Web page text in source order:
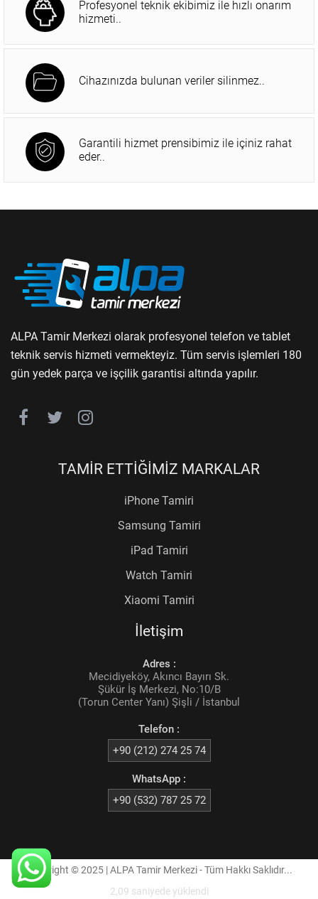
Profesyonel teknik ekibimiz ile hızlı onarım
hizmeti..
Cihazınızda bulunan veriler silinmez..
Garantili hizmet prensibimiz ile içiniz rahat
eder..
ALPA Tamir Merkezi olarak profesyonel telefon ve tablet
teknik servis hizmeti vermekteyiz. Tüm servis işlemleri 180
gün yedek parça ve işçilik garantisi altında yapılır.
TAMİR ETTİĞİMİZ MARKALAR
iPhone Tamiri
Samsung Tamiri
iPad Tamiri
Watch Tamiri
Xiaomi Tamiri
İletişim
Adres :
Mecidiyeköy, Akıncı Bayırı Sk.
Şükür İş Merkezi, No:10/B
(Torun Center Yanı) Şişli / İstanbul
Telefon :
+90 (212) 274 25 74
WhatsApp :
+90 (532) 787 25 72
Copyright © 2025 | ALPA Tamir Merkezi - Tüm Hakkı Saklıdır...
2,09 saniyede yüklendi